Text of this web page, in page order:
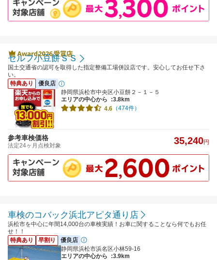
セルフ小豆餅ＳＳ
国土交通省の認可を取得した指定整備工場併設店です。安心してお任せ下さ
い。
特典あり
優良店
静岡県浜松市中央区小豆餅２－１－５
エリアの中心から
:3.8km
4.6 （474件）
参考車検価格
法定24ヶ月点検対象 35,240円
車検のコバック浜北アピタ通り店
浜松市を中心に年間14,000台の車検実績！お車に関することなら何でもお任
せ！！
特典あり
早割り
優良店
静岡県浜松市浜名区小林59-16
エリアの中心から
:3.9km